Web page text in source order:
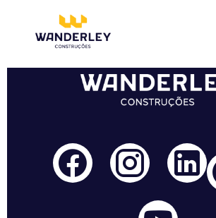
Compre online